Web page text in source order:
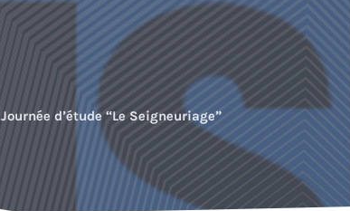
Journée d’étude “Le Seigneuriage”